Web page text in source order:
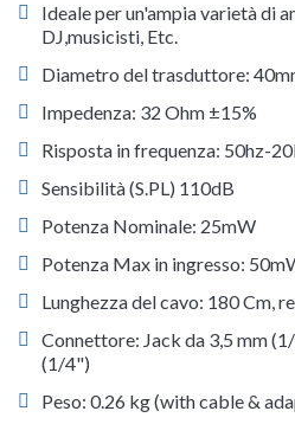
Ideale per un'ampia varietà di
DJ,musicisti, Etc.
Diametro del trasduttore:
Impedenza: 32 Ohm ±15%
Risposta in frequenza: 50hz-
Sensibilità (S.PL) 110dB
Potenza Nominale: 25mW
Potenza Max in ingresso:
Lunghezza del cavo: 180 Cm,
Connettore: Jack da 3,5 mm
(1/4")
Peso: 0.26 kg (with cable &